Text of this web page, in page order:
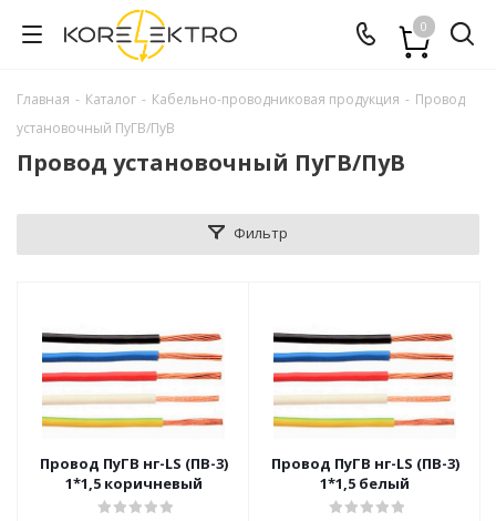
0
Главная - Каталог - Кабельно-проводниковая продукция - Провод
установочный ПуГВ/ПуВ
Провод установочный ПуГВ/ПуВ
Фильтр
Провод ПуГВ нг-LS (ПВ-3)
1*1,5 коричневый
Провод ПуГВ нг-LS (ПВ-3)
1*1,5 белый